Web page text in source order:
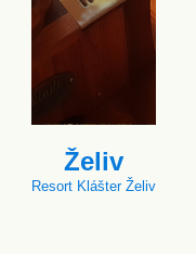
Želiv
Resort Klášter Želiv